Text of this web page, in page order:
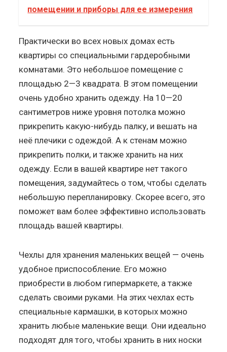
помещении и приборы для ее измерения
Практически во всех новых домах есть
квартиры со специальными гардеробными
комнатами. Это небольшое помещение с
площадью 2—3 квадрата. В этом помещении
очень удобно хранить одежду. На 10—20
сантиметров ниже уровня потолка можно
прикрепить какую-нибудь палку, и вешать на
неё плечики с одеждой. А к стенам можно
прикрепить полки, и также хранить на них
одежду. Если в вашей квартире нет такого
помещения, задумайтесь о том, чтобы сделать
небольшую перепланировку. Скорее всего, это
поможет вам более эффективно использовать
площадь вашей квартиры.
Чехлы для хранения маленьких вещей — очень
удобное приспособление. Его можно
приобрести в любом гипермаркете, а также
сделать своими руками. На этих чехлах есть
специальные кармашки, в которых можно
хранить любые маленькие вещи. Они идеально
подходят для того, чтобы хранить в них носки